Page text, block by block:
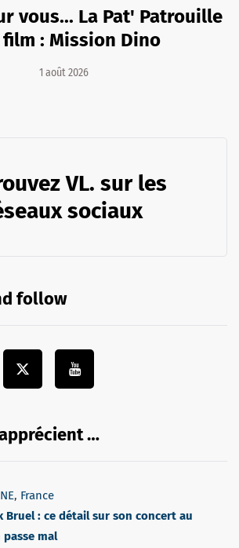
vous... La Pat' Patrouille
film : Mission Dino
1 août 2026
VL. sur les
sociaux
follow
…
, France
Bruel : ce détail sur son concert au
mal